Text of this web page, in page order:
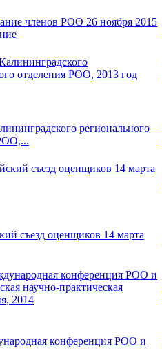
членов РОО 26 ноября 2015
регионального
съезд оценщиков 14 марта
конференция РОО и